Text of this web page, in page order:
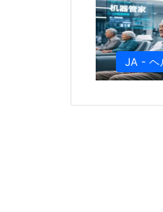
JA - ヘ